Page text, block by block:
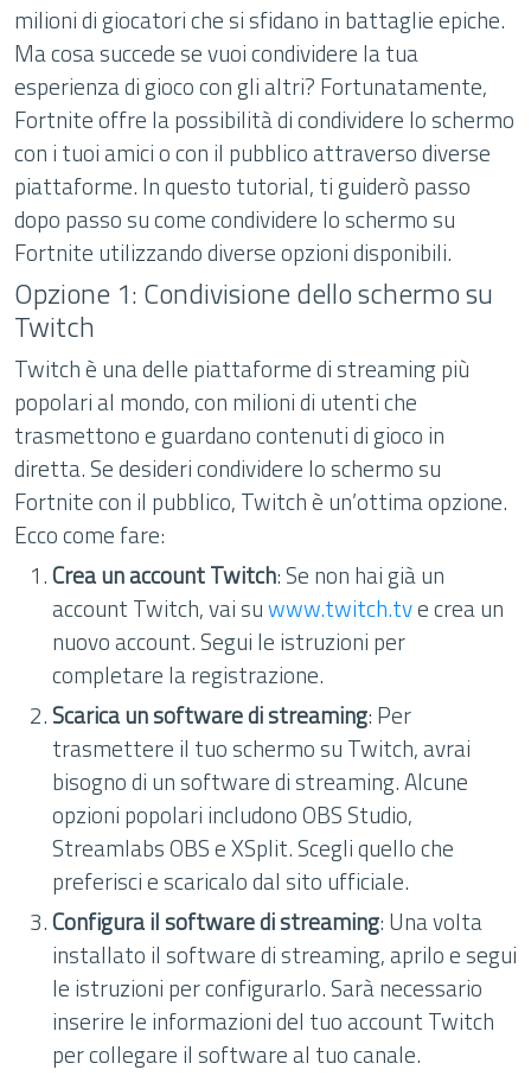
milioni di giocatori che si sfidano in battaglie epiche.
Ma cosa succede se vuoi condividere la tua
esperienza di gioco con gli altri? Fortunatamente,
Fortnite offre la possibilità di condividere lo schermo
con i tuoi amici o con il pubblico attraverso diverse
piattaforme. In questo tutorial, ti guiderò passo
dopo passo su come condividere lo schermo su
Fortnite utilizzando diverse opzioni disponibili.
Opzione 1: Condivisione dello schermo su
Twitch
Twitch è una delle piattaforme di streaming più
popolari al mondo, con milioni di utenti che
trasmettono e guardano contenuti di gioco in
diretta. Se desideri condividere lo schermo su
Fortnite con il pubblico, Twitch è un’ottima opzione.
Ecco come fare:
Crea un account Twitch: Se non hai già un
account Twitch, vai suwww.twitch.tve crea un
nuovo account. Segui le istruzioni per
completare la registrazione.
Scarica un software di streaming: Per
trasmettere il tuo schermo su Twitch, avrai
bisogno di un software di streaming. Alcune
opzioni popolari includono OBS Studio,
Streamlabs OBS e XSplit. Scegli quello che
preferisci e scaricalo dal sito ufficiale.
Configura il software di streaming: Una volta
installato il software di streaming, aprilo e segui
le istruzioni per configurarlo. Sarà necessario
inserire le informazioni del tuo account Twitch
per collegare il software al tuo canale.